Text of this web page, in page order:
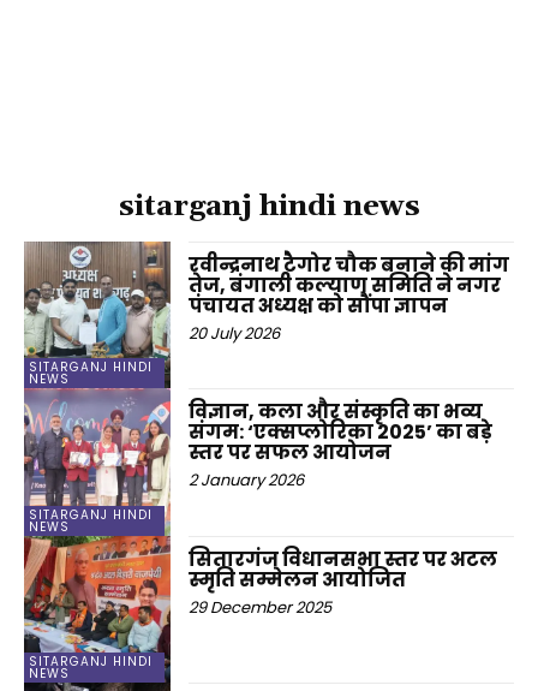
sitarganj hindi news
SITARGANJ HINDI
NEWS
रवीन्द्रनाथ टैगोर चौक बनाने की मांग
तेज, बंगाली कल्याण समिति ने नगर
पंचायत अध्यक्ष को सौंपा ज्ञापन
20 July 2026
SITARGANJ HINDI
NEWS
विज्ञान, कला और संस्कृति का भव्य
संगम: ‘एक्सप्लोरिका 2025’ का बड़े
स्तर पर सफल आयोजन
2 January 2026
SITARGANJ HINDI
NEWS
सितारगंज विधानसभा स्तर पर अटल
स्मृति सम्मेलन आयोजित
29 December 2025